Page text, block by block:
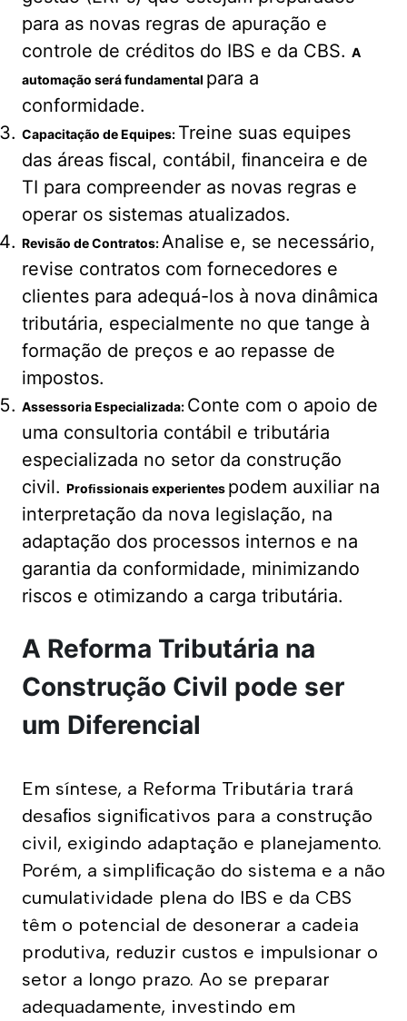
para as novas regras de apuração e
controle de créditos do IBS e da CBS. A
automação será fundamental para a
conformidade.
Capacitação de Equipes: Treine suas equipes
das áreas ﬁscal, contábil, ﬁnanceira e de
TI para compreender as novas regras e
operar os sistemas atualizados.
Revisão de Contratos:Analise e, se necessário,
revise contratos com fornecedores e
clientes para adequá-los à nova dinâmica
tributária, especialmente no que tange à
formação de preços e ao repasse de
impostos.
Assessoria Especializada: Conte com o apoio de
uma consultoria contábil e tributária
especializada no setor da construção
civil. Proﬁssionais experientes podem auxiliar na
interpretação da nova legislação, na
adaptação dos processos internos e na
garantia da conformidade, minimizando
riscos e otimizando a carga tributária.
A Reforma Tributária na
Construção Civil pode ser
um Diferencial
Em síntese, a Reforma Tributária trará
desaﬁos signiﬁcativos para a construção
civil, exigindo adaptação e planejamento.
Porém, a simpliﬁcação do sistema e a não
cumulatividade plena do IBS e da CBS
têm o potencial de desonerar a cadeia
produtiva, reduzir custos e impulsionar o
setor a longo prazo. Ao se preparar
adequadamente, investindo em